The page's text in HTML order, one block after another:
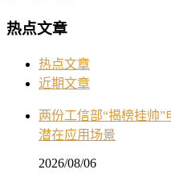
热点文章
热点文章
近期文章
两份工信部“揭榜挂帅
潜在应用场景
2026/08/06